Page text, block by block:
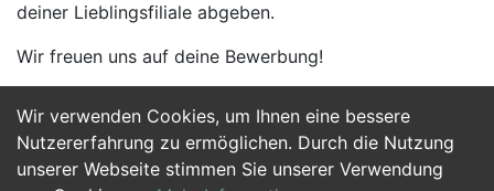
Wir verwenden Cookies, um Ihnen eine bessere
Nutzererfahrung zu ermöglichen. Durch die Nutzung
unserer Webseite stimmen Sie unserer Verwendung
deiner Lieblingsfiliale abgeben.
Wir freuen uns auf deine Bewerbung!
Jetzt Bewerben